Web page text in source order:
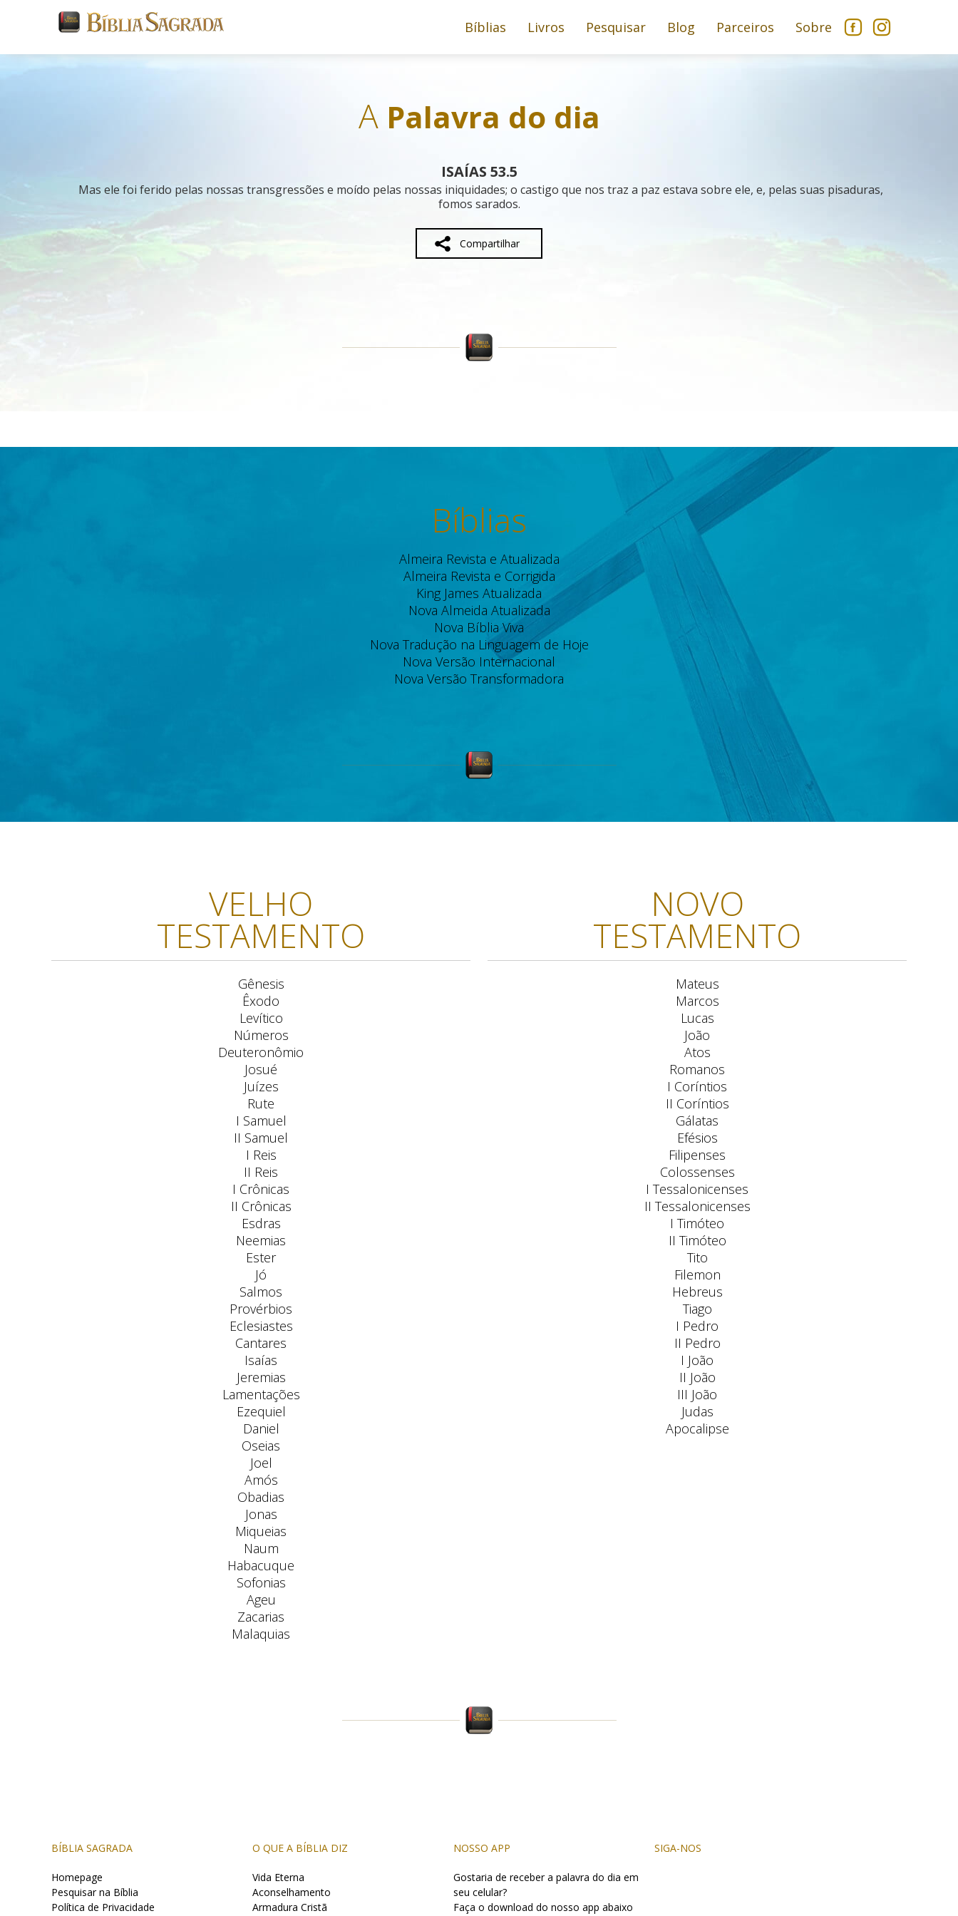
Bíblias Livros Pesquisar Blog Parceiros Sobre
APalavra do dia
ISAÍAS 53.5
Mas ele foi ferido pelas nossas transgressões e moído pelas nossas iniquidades; o castigo que nos traz a paz estava sobre ele, e, pelas suas pisaduras,
fomos sarados.
Compartilhar
Bíblias
Almeira Revista e Atualizada
Almeira Revista e Corrigida
King James Atualizada
Nova Almeida Atualizada
Nova Bíblia Viva
Nova Tradução na Linguagem de Hoje
Nova Versão Internacional
Nova Versão Transformadora
VELHO
TESTAMENTO
Gênesis
Êxodo
Levítico
Números
Deuteronômio
Josué
Juízes
Rute
I Samuel
II Samuel
I Reis
II Reis
I Crônicas
II Crônicas
Esdras
Neemias
Ester
Jó
Salmos
Provérbios
Eclesiastes
Cantares
Isaías
Jeremias
Lamentações
Ezequiel
Daniel
Oseias
Joel
Amós
Obadias
Jonas
Miqueias
Naum
Habacuque
Sofonias
Ageu
Zacarias
Malaquias
NOVO
TESTAMENTO
Mateus
Marcos
Lucas
João
Atos
Romanos
I Coríntios
II Coríntios
Gálatas
Efésios
Filipenses
Colossenses
I Tessalonicenses
II Tessalonicenses
I Timóteo
II Timóteo
Tito
Filemon
Hebreus
Tiago
I Pedro
II Pedro
I João
II João
III João
Judas
Apocalipse
BÍBLIA SAGRADA
Homepage
Pesquisar na Bíblia
Política de Privacidade
O QUE A BÍBLIA DIZ
Vida Eterna
Aconselhamento
Armadura Cristã
NOSSO APP
Gostaria de receber a palavra do dia em
seu celular?
Faça o download do nosso app abaixo
SIGA-NOS